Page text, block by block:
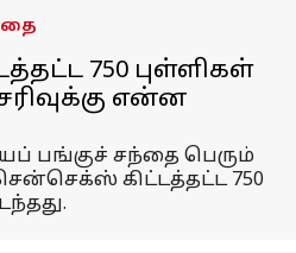
750 புள்ளிகள்
என்ன
பங்குச் சந்தை பெரும்
கிட்டத்தட்ட 750